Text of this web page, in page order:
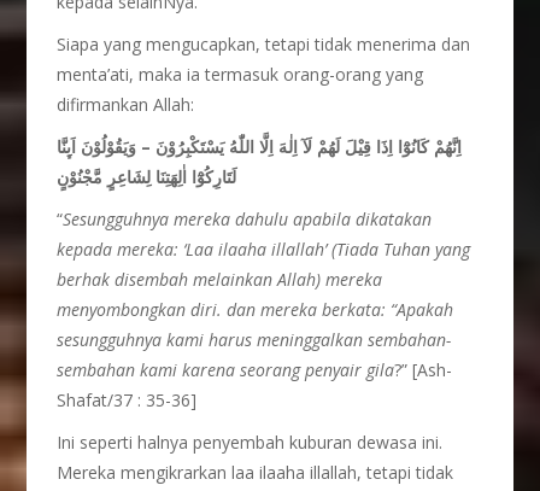
Siapa yang mengucapkan, tetapi tidak menerima dan
menta’ati, maka ia termasuk orang-orang yang
difirmankan Allah:
اِنَّهُمْ كَانُوْٓا اِذَا قِيْلَ لَهُمْ لَآ اِلٰهَ اِلَّا اللّٰهُ يَسْتَكْبِرُوْنَ – وَيَقُوْلُوْنَ اَىِٕنَّا
لَتَارِكُوْٓا اٰلِهَتِنَا لِشَاعِرٍ مَّجْنُوْنٍ
“Sesungguhnya mereka dahulu apabila dikatakan
kepada mereka: ‘Laa ilaaha illallah’ (Tiada Tuhan yang
berhak disembah melainkan Allah) mereka
menyombongkan diri. dan mereka berkata: “Apakah
sesungguhnya kami harus meninggalkan sembahan-
sembahan kami karena seorang penyair gila?” [Ash-
Shafat/37 : 35-36]
Ini seperti halnya penyembah kuburan dewasa ini.
Mereka mengikrarkan laa ilaaha illallah, tetapi tidak